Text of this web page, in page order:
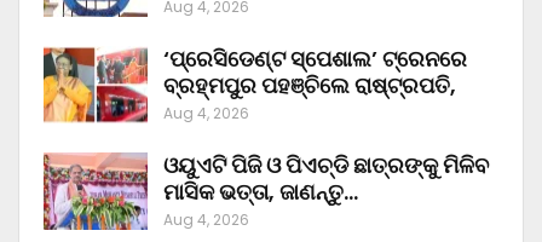
Aug 4, 2026
‘ପ୍ରେସିଡେଣ୍ଟ ସ୍ପେଶାଲ’ ଟ୍ରେନରେ
ବ୍ରହ୍ମପୁର ପହଞ୍ଚିଲେ ରାଷ୍ଟ୍ରପତି,
Aug 4, 2026
ଓୟୁଏଟି ପିଜି ଓ ପିଏଚ୍‌ଡି ଛାତ୍ରଙ୍କୁ ମିଳିବ
ମାସିକ ଭତ୍ତା, ଜାଣନ୍ତୁ…
Aug 4, 2026